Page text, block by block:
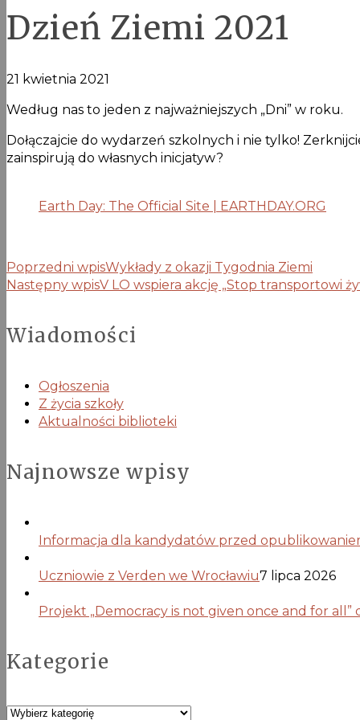
Dzień Ziemi 2021
21 kwietnia 2021
Według nas to jeden z najważniejszych „Dni” w roku.
Dołączajcie do wydarzeń szkolnych i nie tylko!
zainspirują do własnych inicjatyw?
Earth Day: The Official Site | EARTHDAY.ORG
Poprzedni wpisWykłady z okazji Tygodnia Ziemi
Następny wpisV LO wspiera akcję „Stop transportowi
Wiadomości
Ogłoszenia
Z życia szkoły
Aktualności biblioteki
Najnowsze wpisy
Informacja dla kandydatów przed
Uczniowie z Verden we Wrocławiu7 lipca 2026
Projekt „Democracy is not given once and for all”
Kategorie
Kategorie